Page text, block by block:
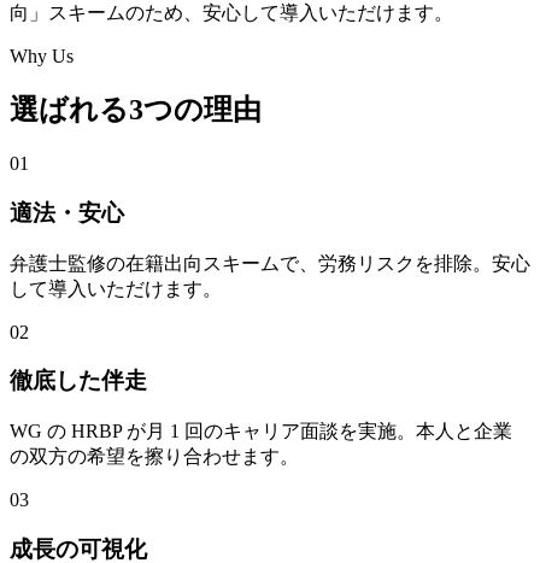
向」スキームのため、安心して導入いただけます。
Why Us
選ばれる3つの理由
01
適法・安心
弁護士監修の在籍出向スキームで、労務リスクを排除。安心
して導入いただけます。
02
徹底した伴走
WG の HRBP が月 1 回のキャリア面談を実施。本人と企業
の双方の希望を擦り合わせます。
03
成長の可視化